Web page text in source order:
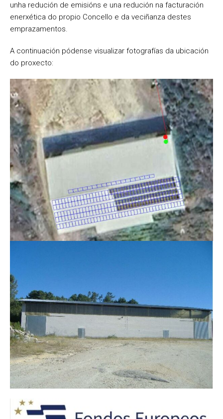
unha redución de emisións e una redución na facturación
enerxética do propio Concello e da veciñanza destes
emprazamentos.
A continuación pódense visualizar fotografías da ubicación
do proxecto: